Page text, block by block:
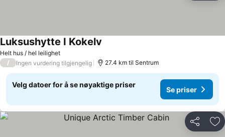
Helt hus / hel leilighet
Luksushytte I Kokelv
/ Ingen vurdering tilgjengelig 27.4 km til Sentrum
Velg datoer for å se nøyaktige priser
Se priser
Del